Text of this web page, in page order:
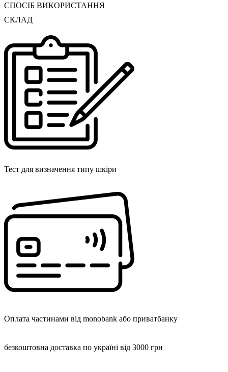
СПОСІБ ВИКОРИСТАННЯ
СКЛАД
Тест для визначення типу шкіри
Оплата частинами від monobank або приватбанку
безкоштовна доставка по україні від 3000 грн